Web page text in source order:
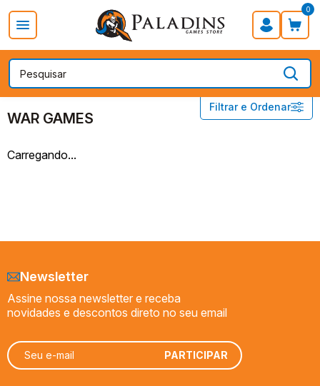
0
PROMOÇÃO DIA DOS PAIS Board Games Card Games
Filtrar e Ordenar
CATEGORIAS
WAR GAMES
ABSTRATOS
JOGOS FAMILIARES
PARTY GAMES
QUEBRA-CABEÇA
RACE GAMES
WAR GAMES
WAR GAMES
Carregando...
Newsletter
Assine nossa newsletter e receba
novidades e descontos direto no seu email